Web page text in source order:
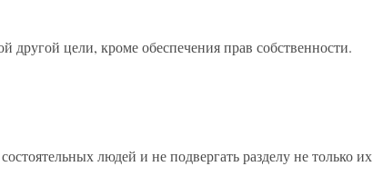
другой цели, кроме обеспечения прав собственности.
людей и не подвергать разделу не только их